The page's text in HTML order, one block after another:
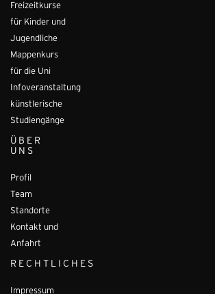
Freizeitkurse
für Kinder und
Jugendliche
Mappenkurs
für die Uni
Infoveranstaltung
künstlerische
Studiengänge
ÜBER
UNS
Profil
Team
Standorte
Kontakt und
Anfahrt
RECHTLICHES
Impressum